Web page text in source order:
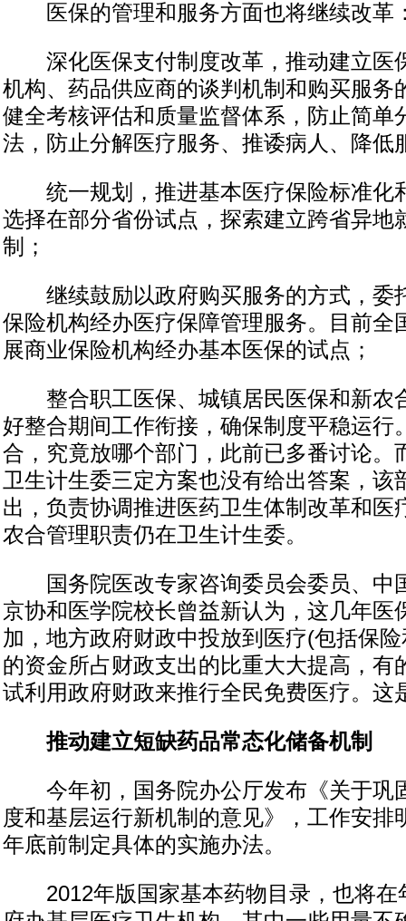
医保的管理和服务方面也将继续改革
深化医保支付制度改革，推动建立医
机构、药品供应商的谈判机制和购买服务
健全考核评估和质量监督体系，防止简单
法，防止分解医疗服务、推诿病人、降低
统一规划，推进基本医疗保险标准化
选择在部分省份试点，探索建立跨省异地
制；
继续鼓励以政府购买服务的方式，委
保险机构经办医疗保障管理服务。目前全
展商业保险机构经办基本医保的试点；
整合职工医保、城镇居民医保和新农
好整合期间工作衔接，确保制度平稳运行
合，究竟放哪个部门，此前已多番讨论。
卫生计生委三定方案也没有给出答案，该
出，负责协调推进医药卫生体制改革和医
农合管理职责仍在卫生计生委。
国务院医改专家咨询委员会委员、中
京协和医学院校长曾益新认为，这几年医
加，地方政府财政中投放到医疗(包括保
的资金所占财政支出的比重大大提高，有
试利用政府财政来推行全民免费医疗。这
推动建立短缺药品常态化储备机制
今年初，国务院办公厅发布《关于巩
度和基层运行新机制的意见》，工作安排
年底前制定具体的实施办法。
2012年版国家基本药物目录，也将在